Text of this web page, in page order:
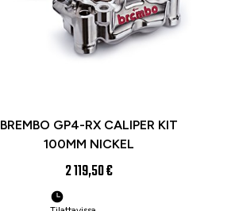
BREMBO GP4-RX CALIPER KIT
100MM NICKEL
2 119,50 €